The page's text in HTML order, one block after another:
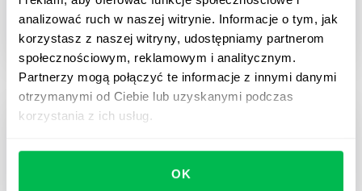
analizować ruch w naszej witrynie. Informacje o tym, jak
korzystasz z naszej witryny, udostępniamy partnerom
społecznościowym, reklamowym i analitycznym.
Partnerzy mogą połączyć te informacje z innymi danymi
otrzymanymi od Ciebie lub uzyskanymi podczas
korzystania z ich usług.
OK
How to